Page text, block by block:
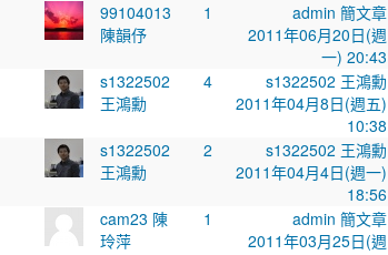
99104013
陳韻伃
1
admin 簡文章
2011年06月20日(週
一) 20:43
s1322502
王鴻勳
4
s1322502 王鴻勳
2011年04月8日(週五)
10:38
s1322502
王鴻勳
2
s1322502 王鴻勳
2011年04月4日(週一)
18:56
cam23 陳
玲萍
1
admin 簡文章
2011年03月25日(週